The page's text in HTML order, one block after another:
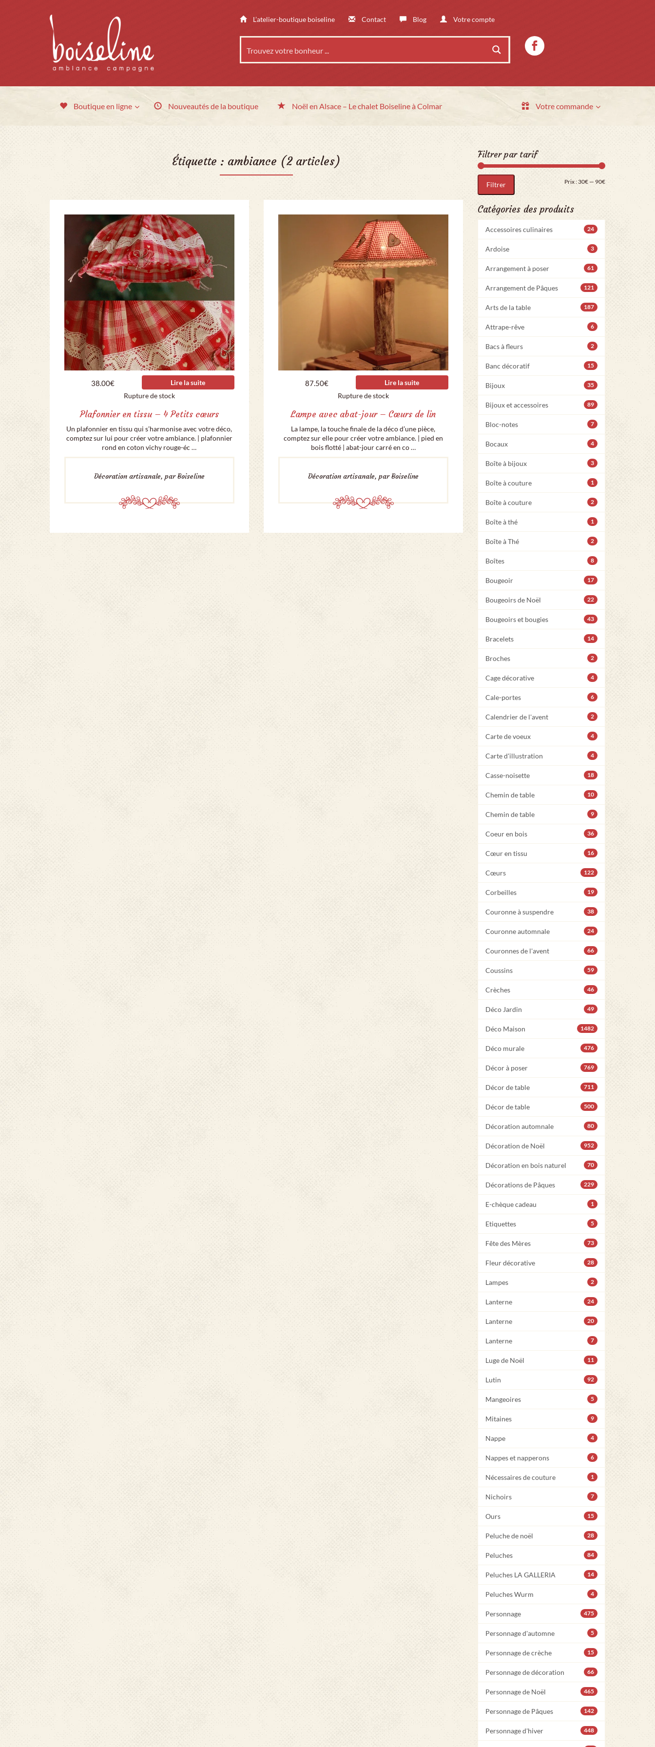
L’atelier-boutique boiseline Contact Blog Votre compte
Boutique en ligne Nouveautésde la boutique Noël en Alsace – Le chalet Boiseline à Colmar Votre commande
Étiquette : ambiance (2 articles)
38.00€
Lire la suite
Rupture de stock
Plafonnier en tissu – 4 Petits cœurs
Un plafonnier en tissu qui s’harmonise avec votre déco,
comptez sur lui pour créer votre ambiance. | plafonnier
rond en coton vichy rouge-éc …
Décoration artisanale, par Boiseline
87.50€
Lire la suite
Rupture de stock
Lampe avec abat-jour – Cœurs de lin
La lampe, la touche finale de la déco d’une pièce,
comptez sur elle pour créer votre ambiance. | pied en
bois flotté | abat-jour carré en co …
Décoration artisanale, par Boiseline
Filtrer par tarif
Prix min
Prix max
Filtrer Prix :30€ — 90€
Catégories des produits
Accessoires culinaires 24
Ardoise 3
Arrangement à poser 61
Arrangement de Pâques 121
Arts de la table 187
Attrape-rêve 6
Bacs à fleurs 2
Banc décoratif 15
Bijoux 35
Bijoux et accessoires 89
Bloc-notes 7
Bocaux 4
Boîte à bijoux 3
Boîte à couture 1
Boîte à couture 2
Boîte à thé 1
Boîte à Thé 2
Boîtes 8
Bougeoir 17
Bougeoirs de Noël 22
Bougeoirs et bougies 43
Bracelets 14
Broches 2
Cage décorative 4
Cale-portes 6
Calendrier de l'avent 2
Carte de voeux 4
Carte d'illustration 4
Casse-noisette 18
Chemin de table 10
Chemin de table 9
Coeur en bois 36
Cœur en tissu 16
Cœurs 122
Corbeilles 19
Couronne à suspendre 38
Couronne automnale 24
Couronnes de l'avent 66
Coussins 59
Crèches 46
Déco Jardin 49
Déco Maison 1482
Déco murale 476
Décor à poser 769
Décor de table 711
Décor de table 500
Décoration automnale 80
Décoration de Noël 952
Décoration en bois naturel 70
Décorations de Pâques 229
E-chèque cadeau 1
Etiquettes 5
Fête des Mères 73
Fleur décorative 28
Lampes 2
Lanterne 24
Lanterne 20
Lanterne 7
Luge de Noël 11
Lutin 92
Mangeoires 5
Mitaines 9
Nappe 4
Nappes et napperons 6
Nécessaires de couture 1
Nichoirs 7
Ours 15
Peluche de noël 28
Peluches 84
Peluches LA GALLERIA 14
Peluches Wurm 4
Personnage 475
Personnage d'automne 5
Personnage de crèche 15
Personnage de décoration 66
Personnage de Noël 465
Personnage de Pâques 142
Personnage d'hiver 448